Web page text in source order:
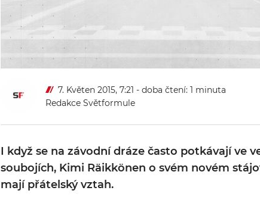
7. Květen 2015, 7:21 - doba čtení: 1 minuta
Redakce Světformule
I když se na závodní dráze často potkávají ve
soubojích, Kimi Räikkönen o svém novém
mají přátelský vztah.